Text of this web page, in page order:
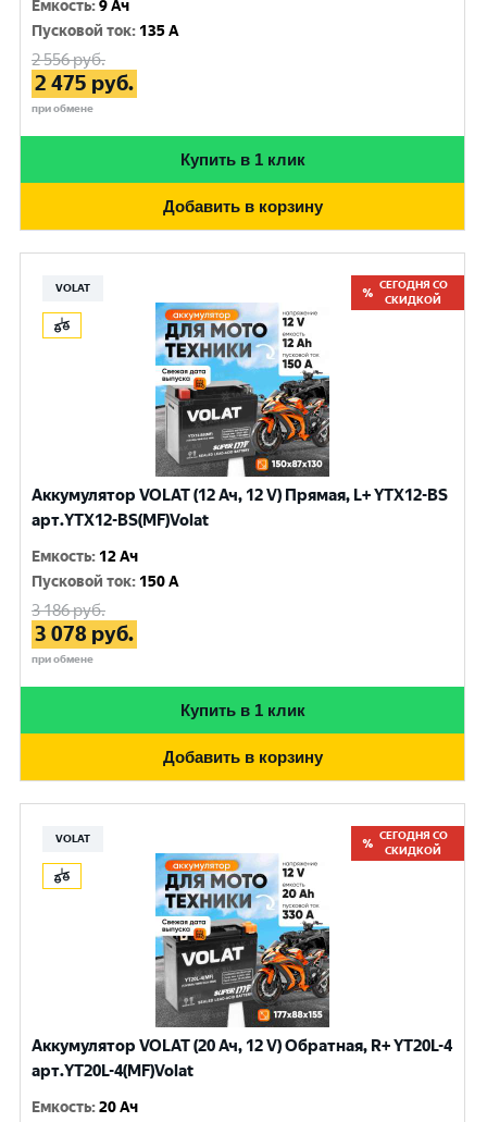
Емкость:9 Ач
Пусковой ток: 135 A
2 556руб.
2 475 руб.
при обмене
Купить в 1 клик
Добавить в корзину
VOLAT
СЕГОДНЯ СО
СКИДКОЙ
Аккумулятор VOLAT (12 Ач, 12 V) Прямая, L+ YTX12-BS
арт.YTX12-BS(MF)Volat
Емкость: 12 Ач
Пусковой ток: 150 A
3 186руб.
3 078 руб.
при обмене
Купить в 1 клик
Добавить в корзину
VOLAT
СЕГОДНЯ СО
СКИДКОЙ
Аккумулятор VOLAT (20 Ач, 12 V) Обратная, R+ YT20L-4
арт.YT20L-4(MF)Volat
Емкость:20 Ач